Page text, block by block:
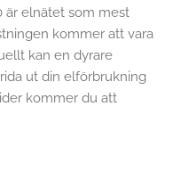
är elnätet som mest
kommer att vara
kan en dyrare
ut din elförbrukning
kommer du att